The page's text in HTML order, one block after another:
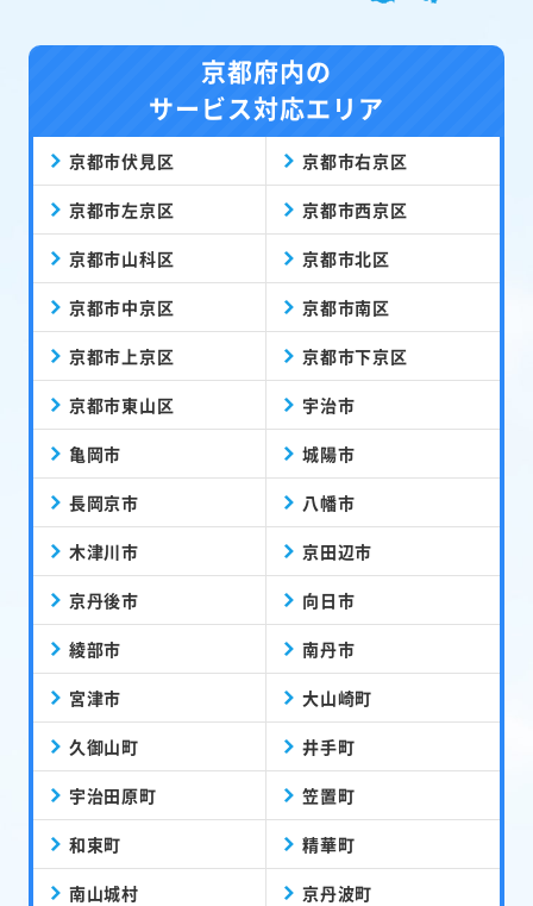
京都府内の
サービス対応エリア
京都市伏見区 京都市右京区
京都市左京区 京都市西京区
京都市山科区 京都市北区
京都市中京区 京都市南区
京都市上京区 京都市下京区
京都市東山区 宇治市
亀岡市 城陽市
長岡京市 八幡市
木津川市 京田辺市
京丹後市 向日市
綾部市 南丹市
宮津市 大山崎町
久御山町 井手町
宇治田原町 笠置町
和束町 精華町
南山城村 京丹波町